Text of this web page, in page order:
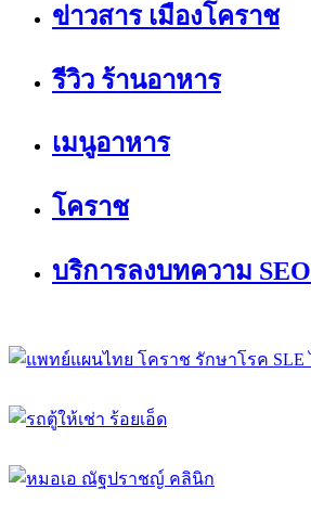
ข่าวสาร เมืองโคราช
รีวิว ร้านอาหาร
เมนูอาหาร
โคราช
บริการลงบทความ SEO